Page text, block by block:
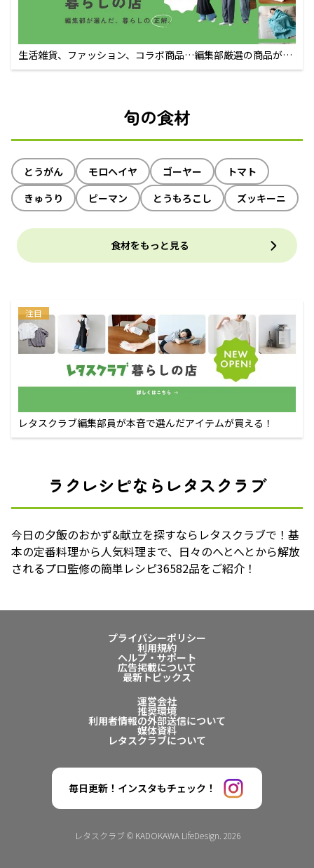
生活雑貨、ファッション、コラボ商品…編集部厳選の商品が買
えるECサイト
旬の食材
とうがん モロヘイヤ ゴーヤー
トマト
きゅうり
ピーマン とうもろこし ズッキーニ
食材をもっと見る
注目
レタスクラブ編集部員が本音で選んだアイテムが買える！
ラクレシピならレタスクラブ
今日の夕飯のおかず&献立を探すならレタスクラブで！基
本の定番料理から人気料理まで、日々のへとへとから解放
されるプロ監修の簡単レシピ36582品をご紹介！
プライバシーポリシー
利用規約
ヘルプ・サポート
広告掲載について
最新トピックス
運営会社
推奨環境
利用者情報の外部送信について
媒体資料
レタスクラブについて
毎日更新！インスタもチェック！
レタスクラブ © KADOKAWA LifeDesign. 2026